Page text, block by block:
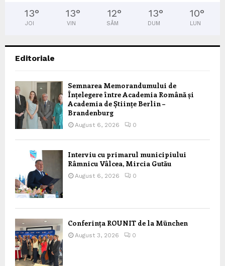
13°
JOI
13°
VIN
12°
SÂM
13°
DUM
10°
LUN
Editoriale
Semnarea Memorandumului de
Înțelegere între Academia Română și
Academia de Științe Berlin –
Brandenburg
August 6, 2026 0
Interviu cu primarul municipiului
Râmnicu Vâlcea, Mircia Gutău
August 6, 2026 0
Conferința ROUNIT de la München
August 3, 2026 0